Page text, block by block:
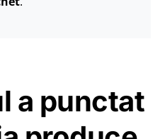
a punctat